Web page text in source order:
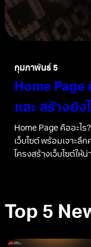
กุมภาพันธ์ 5
Home Page
และ สร้างยัง
Home Page คืออะไ
เว็บไซต์ พร้อมเจาะลึ
โครงสร้างเว็บไซต์ให้น่
Top 5